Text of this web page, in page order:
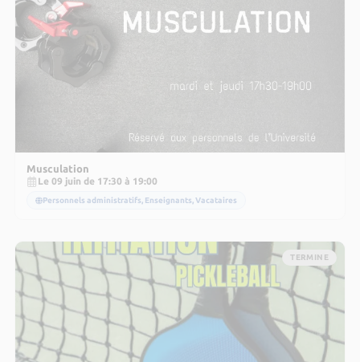
Musculation
Le 09 juin de 17:30 à 19:00
Personnels administratifs, Enseignants, Vacataires
TERMINE